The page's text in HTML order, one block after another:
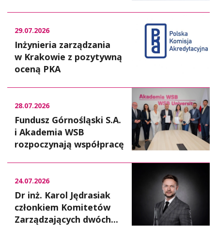
29.07.2026
Inżynieria zarządzania
w Krakowie z pozytywną
oceną PKA
28.07.2026
Fundusz Górnośląski S.A.
i Akademia WSB
rozpoczynają współpracę
24.07.2026
Dr inż. Karol Jędrasiak
członkiem Komitetów
Zarządzających dwóch...